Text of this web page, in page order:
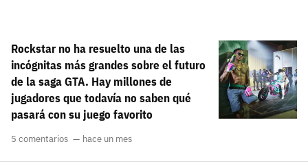
Rockstar no ha resuelto una de las
incógnitas más grandes sobre el futuro
de la saga GTA. Hay millones de
jugadores que todavía no saben qué
pasará con su juego favorito
5 comentarios hace un mes